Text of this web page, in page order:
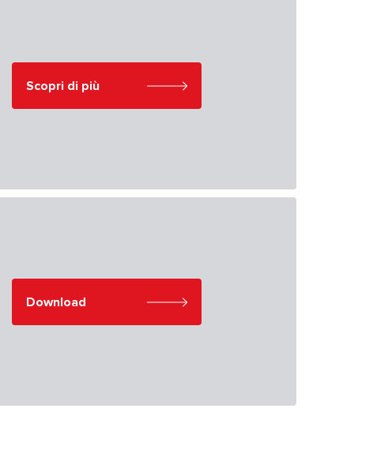
Scopri di più
Download